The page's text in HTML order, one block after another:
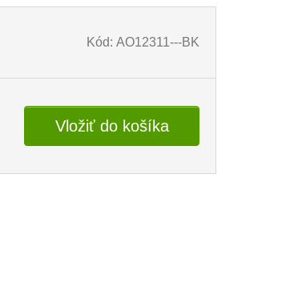
Kód: AO12311---BK
Vložiť do košíka